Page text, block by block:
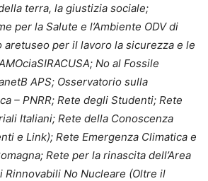
terra, la giustizia sociale;
per la Salute e l’Ambiente ODV di
aretuseo per il lavoro la sicurezza e le
No al Fossile
APS; Osservatorio sulla
– PNRR; Rete degli Studenti; Rete
Italiani; Rete della Conoscenza
e Link); Rete Emergenza Climatica e
Rete per la rinascita dell’Area
Rinnovabili No Nucleare (Oltre il